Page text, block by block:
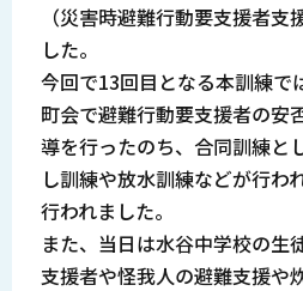
（災害時避難行動要支援者
した。
今回で13回目となる本訓練で
町会で避難行動要支援者の安
導を行ったのち、合同訓練と
し訓練や放水訓練などが行わ
行われました。
また、当日は水谷中学校の生
支援者や怪我人の避難支援や